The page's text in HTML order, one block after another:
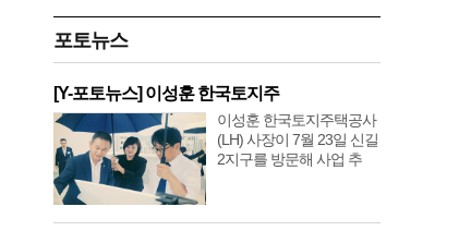
포토뉴스
[Y-포토뉴스] 이성훈 한국토지주
이성훈 한국토지주택공사
(LH) 사장이 7월 23일 신길
2지구를 방문해 사업 추